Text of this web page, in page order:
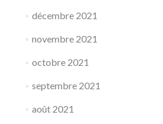
décembre 2021
novembre 2021
octobre 2021
septembre 2021
août 2021